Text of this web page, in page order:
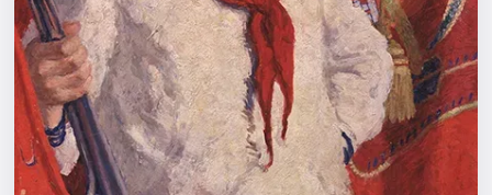
Площадки
Артисты
Рейтинги